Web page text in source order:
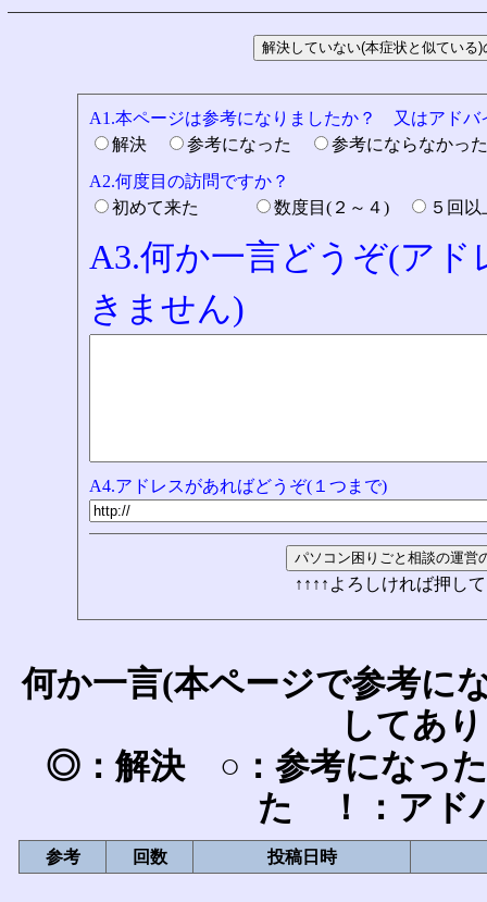
A1.本ページは参考になりましたか？ 又はアドバ
解決
参考になった
参考にならなか
A2.何度目の訪問ですか？
初めて来た
数度目(２～４) ５回
A3.何か一言どうぞ(ア
きません)
A4.アドレスがあればどうぞ(１つまで)
↑↑↑↑よろしければ押し
何か一言(本ページで参考に
してあ
◎：解決 ○：参考になっ
た ！：アド
参考 回数 投稿日時